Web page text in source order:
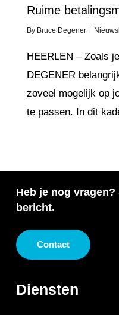
Ruime
By Bruce Degener
HEERLEN – Zoals
DEGENER
zoveel mogelijk op
te passen. In dit
Heb je nog
bericht.
Contact
Diensten